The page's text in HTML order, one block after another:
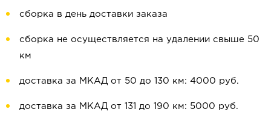
сборка в день доставки заказа
сборка не осуществляется на удалении свыше 50
км
доставка за МКАД от 50 до 130 км: 4000 руб.
доставка за МКАД от 131 до 190 км: 5000 руб.